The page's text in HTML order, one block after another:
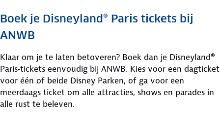
Boek je Disneyland® Paris tickets bij
ANWB
Klaar om je te laten betoveren? Boek dan je Disneyland®
Paris‑tickets eenvoudig bij ANWB. Kies voor een dagticket
voor één of beide Disney Parken, of ga voor een
meerdaags ticket om alle attracties, shows en parades in
alle rust te beleven.